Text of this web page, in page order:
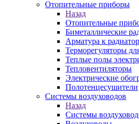
Отопительные приборы
Назад
Отопительные
Биметаллические
Арматура к
Терморегуляторы
Теплые полы
Тепловентиляторы
Электрические
Полотенцесушители
Системы воздуховодов
Назад
Системы